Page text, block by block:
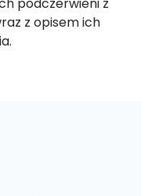
z opisem ich